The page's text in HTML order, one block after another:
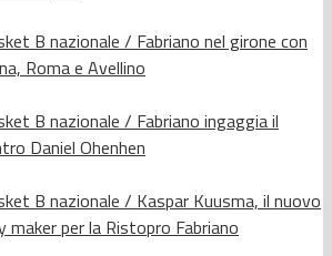
B nazionale / Fabriano nel girone con
Roma e Avellino
B nazionale / Fabriano ingaggia il
Daniel Ohenhen
B nazionale / Kaspar Kuusma, il nuovo
maker per la Ristopro Fabriano